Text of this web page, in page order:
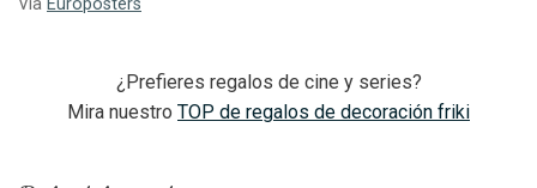
¿Prefieres regalos de cine y series?
Mira nuestro TOP de regalos de decoración friki